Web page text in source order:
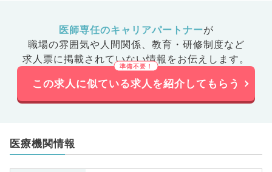
医師専任のキャリアパートナーが
職場の雰囲気や人間関係、 教育・研修制度など
求人票に掲載されていない情報をお伝えします。
この求人に似ている求人を紹介してもらう
医療機関情報